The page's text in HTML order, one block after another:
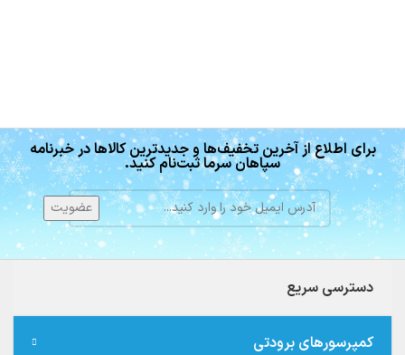
برای اطلاع از آخرین تخفیف‌ها و جدیدترین کالاها در خبرنامه
سپاهان سرما ثبت‌نام کنید.
دسترسی سریع
کمپرسورهای برودتی